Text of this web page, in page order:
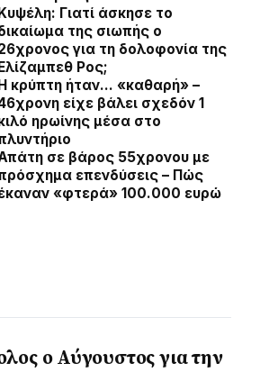
Κυψέλη: Γιατί άσκησε το
της σιωπής ο
για τη δολοφονία της
Ελίζαμπεθ Ρος;
Η κρύπτη ήταν… «καθαρή» –
είχε βάλει σχεδόν 1
ηρωίνης μέσα στο
σε βάρος 55χρονου με
επενδύσεις – Πώς
«φτερά» 100.000 ευρώ
ο Αύγουστος για την